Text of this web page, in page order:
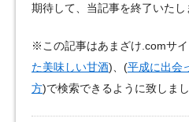
期待して、当記事を終了いたし
※この記事はあまざけ.comサ
た美味しい甘酒)、(平成に出会
方)で検索できるように致しまし